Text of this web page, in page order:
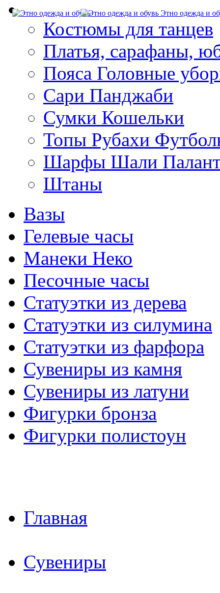
Этно одежда и
Костюмы для танцев
Платья, сарафаны,
Пояса Головные
Сари Панджаби
Сумки Кошельки
Топы Рубахи
Шарфы Шали
Штаны
Вазы
Гелевые часы
Манеки Неко
Песочные часы
Статуэтки из дерева
Статуэтки из силумина
Статуэтки из фарфора
Сувениры из камня
Сувениры из латуни
Фигурки бронза
Фигурки полистоун
Главная
Сувениры